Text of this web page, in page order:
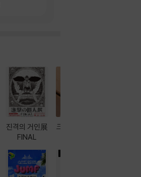
진격의 거인展
FINAL
크레마 이북 리